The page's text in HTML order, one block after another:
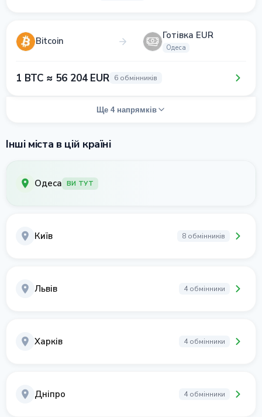
Bitcoin Готівка EUR
Одеса
1 BTC ≈ 56 204 EUR 6 обмінників
Ще 4 напрямків
Інші міста в цій країні
Одеса ВИ ТУТ
Київ 8 обмінників
Львів 4 обмінники
Харків 4 обмінники
Дніпро 4 обмінники